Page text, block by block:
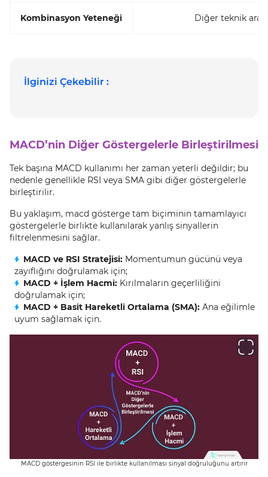
Kombinasyon Yeteneği Diğer teknik
İlginizi Çekebilir :
MACD’nin Diğer Göstergelerle Birleştirilmesi
Tek başına MACD kullanımı her zaman yeterli değildir; bu
nedenle genellikle RSI veya SMA gibi diğer göstergelerle
birleştirilir.
Bu yaklaşım, macd gösterge tam biçiminin tamamlayıcı
göstergelerle birlikte kullanılarak yanlış sinyallerin
filtrelenmesini sağlar.
MACD ve RSI Stratejisi: Momentumun gücünü veya
zayıflığını doğrulamak için;
MACD + İşlem Hacmi: Kırılmaların geçerliliğini
doğrulamak için;
MACD + Basit Hareketli Ortalama (SMA): Ana eğilimle
uyum sağlamak için.
MACD göstergesinin RSI ile birlikte kullanılması sinyal doğruluğunu artırır